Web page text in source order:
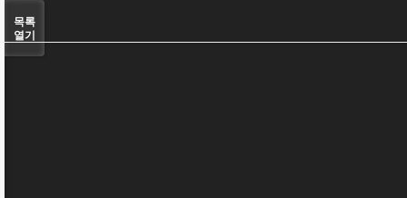
목록
열기